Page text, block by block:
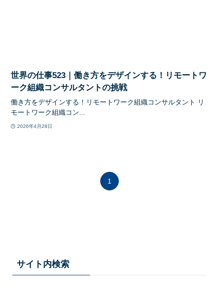
世界の仕事523｜働き方をデザインする！リモートワ
ーク組織コンサルタントの挑戦
働き方をデザインする！リモートワーク組織コンサルタント リ
モートワーク組織コン...
2026年4月28日
1
サイト内検索